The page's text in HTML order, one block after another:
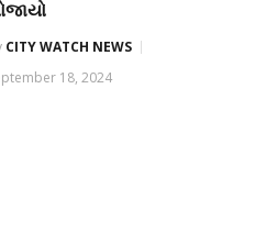
CITY WATCH NEWS
18, 2024